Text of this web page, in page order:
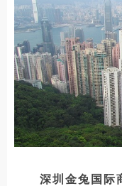
深圳金兔国际商